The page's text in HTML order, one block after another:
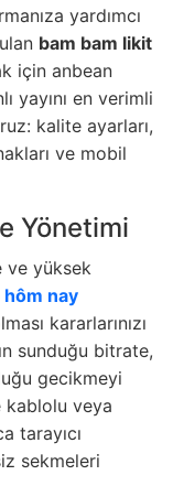
yardımcı
bam bam likit
için anbean
yayını en verimli
kalite ayarları,
ve mobil
Yönetimi
ve yüksek
nay
kararlarınızı
sunduğu bitrate,
gecikmeyi
kablolu veya
tarayıcı
sekmeleri